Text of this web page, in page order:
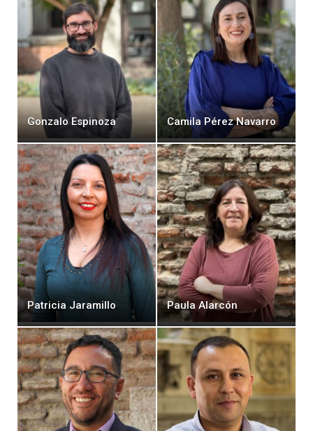
Gonzalo Espinoza Camila Pérez Navarro
Patricia Jaramillo Paula Alarcón